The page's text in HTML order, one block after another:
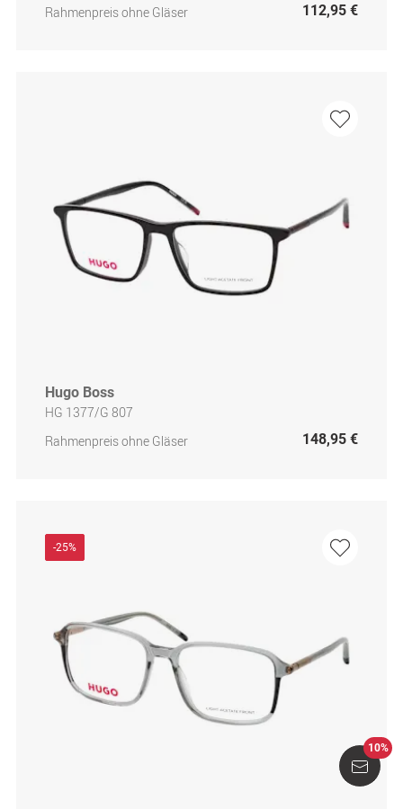
Rahmenpreis ohne Gläser
112,95 €
Hugo Boss
HG 1377/G 807
Rahmenpreis ohne Gläser
148,95 €
-25%
10%